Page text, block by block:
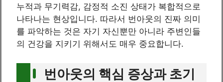
누적과 무기력감, 감정적 소진 상태가 복합적으로
나타나는 현상입니다. 따라서 번아웃의 진짜 의미
를 파악하는 것은 자기 자신뿐만 아니라 주변인들
의 건강을 지키기 위해서도 매우 중요합니다.
번아웃의 핵심 증상과 초기